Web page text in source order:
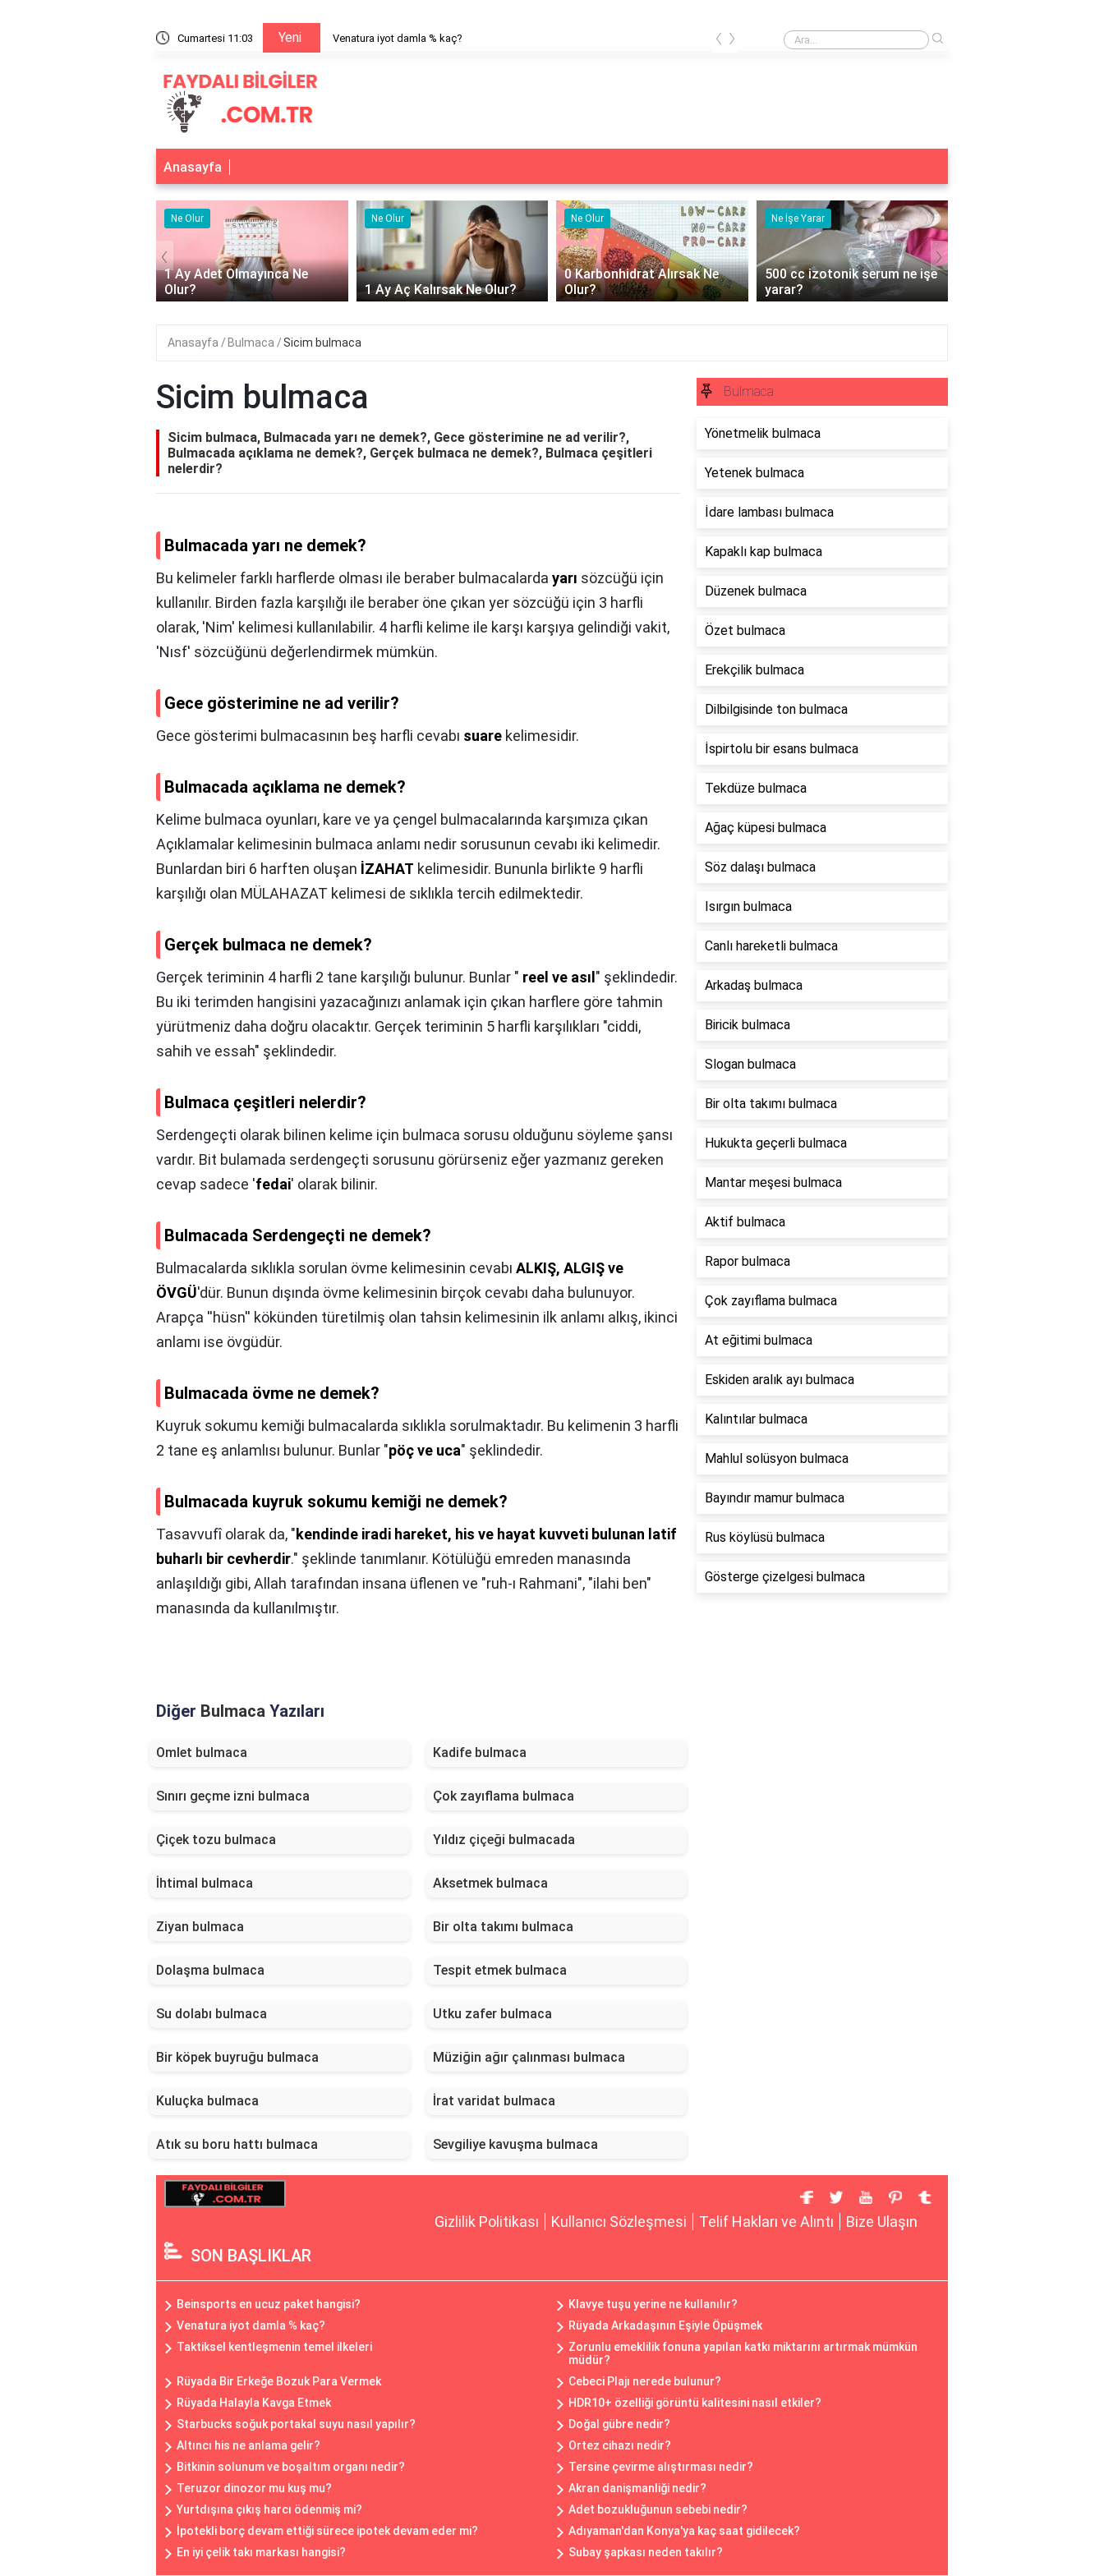
Cumartesi 11:03 Yeni Venatura iyot damla % kaç? Venatura iyot damla % kaç?
‹ ›
Anasayfa
Ne Olur
1 Ay Adet Olmayınca Ne
Olur?
Ne Olur
1 Ay Aç Kalırsak Ne Olur?
Ne Olur
0 Karbonhidrat Alırsak Ne
Olur?
Ne İşe Yarar
500 cc izotonik serum ne işe
yarar?
‹ ›
Anasayfa Bulmaca Sicim bulmaca
Sicim bulmaca
Sicim bulmaca, Bulmacada yarı ne demek?, Gece gösterimine ne ad verilir?,
Bulmacada açıklama ne demek?, Gerçek bulmaca ne demek?, Bulmaca çeşitleri
nelerdir?
Bulmacada yarı ne demek?
Bu kelimeler farklı harflerde olması ile beraber bulmacalarda yarı sözcüğü için
kullanılır. Birden fazla karşılığı ile beraber öne çıkan yer sözcüğü için 3 harfli
olarak, 'Nim' kelimesi kullanılabilir. 4 harfli kelime ile karşı karşıya gelindiği vakit,
'Nısf' sözcüğünü değerlendirmek mümkün.
Gece gösterimine ne ad verilir?
Gece gösterimi bulmacasının beş harfli cevabı suare kelimesidir.
Bulmacada açıklama ne demek?
Kelime bulmaca oyunları, kare ve ya çengel bulmacalarında karşımıza çıkan
Açıklamalar kelimesinin bulmaca anlamı nedir sorusunun cevabı iki kelimedir.
Bunlardan biri 6 harften oluşan İZAHAT kelimesidir. Bununla birlikte 9 harfli
karşılığı olan MÜLAHAZAT kelimesi de sıklıkla tercih edilmektedir.
Gerçek bulmaca ne demek?
Gerçek teriminin 4 harfli 2 tane karşılığı bulunur. Bunlar " reel ve asıl " şeklindedir.
Bu iki terimden hangisini yazacağınızı anlamak için çıkan harflere göre tahmin
yürütmeniz daha doğru olacaktır. Gerçek teriminin 5 harfli karşılıkları "ciddi,
sahih ve essah" şeklindedir.
Bulmaca çeşitleri nelerdir?
Serdengeçti olarak bilinen kelime için bulmaca sorusu olduğunu söyleme şansı
vardır. Bit bulamada serdengeçti sorusunu görürseniz eğer yazmanız gereken
cevap sadece 'fedai' olarak bilinir.
Bulmacada Serdengeçti ne demek?
Bulmacalarda sıklıkla sorulan övme kelimesinin cevabı ALKIŞ, ALGIŞ ve
ÖVGÜ'dür. Bunun dışında övme kelimesinin birçok cevabı daha bulunuyor.
Arapça ''hüsn'' kökünden türetilmiş olan tahsin kelimesinin ilk anlamı alkış, ikinci
anlamı ise övgüdür.
Bulmacada övme ne demek?
Kuyruk sokumu kemiği bulmacalarda sıklıkla sorulmaktadır. Bu kelimenin 3 harfli
2 tane eş anlamlısı bulunur. Bunlar "pöç ve uca" şeklindedir.
Bulmacada kuyruk sokumu kemiği ne demek?
Tasavvufî olarak da, "kendinde iradi hareket, his ve hayat kuvveti bulunan latif
buharlı bir cevherdir." şeklinde tanımlanır. Kötülüğü emreden manasında
anlaşıldığı gibi, Allah tarafından insana üflenen ve "ruh-ı Rahmani", "ilahi ben"
manasında da kullanılmıştır.
Diğer Bulmaca Yazıları
Omlet bulmaca Kadife bulmaca
Sınırı geçme izni bulmaca Çok zayıflama bulmaca
Çiçek tozu bulmaca Yıldız çiçeği bulmacada
İhtimal bulmaca Aksetmek bulmaca
Ziyan bulmaca Bir olta takımı bulmaca
Dolaşma bulmaca Tespit etmek bulmaca
Su dolabı bulmaca Utku zafer bulmaca
Bir köpek buyruğu bulmaca Müziğin ağır çalınması bulmaca
Kuluçka bulmaca İrat varidat bulmaca
Atık su boru hattı bulmaca Sevgiliye kavuşma bulmaca
Bulmaca
Yönetmelik bulmaca
Yetenek bulmaca
İdare lambası bulmaca
Kapaklı kap bulmaca
Düzenek bulmaca
Özet bulmaca
Erekçilik bulmaca
Dilbilgisinde ton bulmaca
İspirtolu bir esans bulmaca
Tekdüze bulmaca
Ağaç küpesi bulmaca
Söz dalaşı bulmaca
Isırgın bulmaca
Canlı hareketli bulmaca
Arkadaş bulmaca
Biricik bulmaca
Slogan bulmaca
Bir olta takımı bulmaca
Hukukta geçerli bulmaca
Mantar meşesi bulmaca
Aktif bulmaca
Rapor bulmaca
Çok zayıflama bulmaca
At eğitimi bulmaca
Eskiden aralık ayı bulmaca
Kalıntılar bulmaca
Mahlul solüsyon bulmaca
Bayındır mamur bulmaca
Rus köylüsü bulmaca
Gösterge çizelgesi bulmaca
Gizlilik Politikası Kullanıcı Sözleşmesi Telif Hakları ve Alıntı Bize Ulaşın
SON BAŞLIKLAR
Beinsports en ucuz paket hangisi?
Klavye tuşu yerine ne kullanılır?
Venatura iyot damla % kaç?
Rüyada Arkadaşının Eşiyle Öpüşmek
Taktiksel kentleşmenin temel ilkeleri
Zorunlu emeklilik fonuna yapılan katkı miktarını artırmak mümkün
müdür?
Rüyada Bir Erkeğe Bozuk Para Vermek
Cebeci Plajı nerede bulunur?
Rüyada Halayla Kavga Etmek
HDR10+ özelliği görüntü kalitesini nasıl etkiler?
Starbucks soğuk portakal suyu nasıl yapılır?
Doğal gübre nedir?
Altıncı his ne anlama gelir?
Ortez cihazı nedir?
Bitkinin solunum ve boşaltım organı nedir?
Tersine çevirme alıştırması nedir?
Teruzor dinozor mu kuş mu?
Akran danişmanliği nedir?
Yurtdışına çıkış harcı ödenmiş mi?
Adet bozukluğunun sebebi nedir?
İpotekli borç devam ettiği sürece ipotek devam eder mi?
Adıyaman'dan Konya'ya kaç saat gidilecek?
En iyi çelik takı markası hangisi?
Subay şapkası neden takılır?